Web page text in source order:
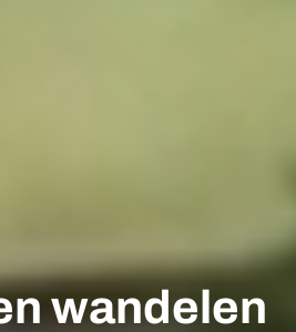
wandelen